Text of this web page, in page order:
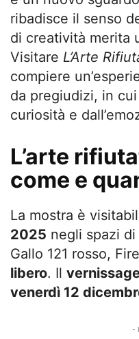
ribadisce il senso
di creatività merita
Visitare L’Arte
compiere
da pregiudizi, in
curiosità e
L’arte
come e
La mostra è
2025 negli spazi
Gallo 121 rosso,
libero. Il
venerdì 12
-